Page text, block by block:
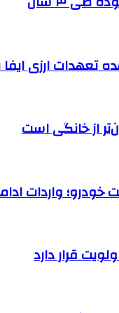
تعهدات ارزی
واردات
قرار دارد